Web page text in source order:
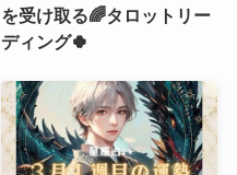
を受け取る🌈タロットリー
ディング🍀